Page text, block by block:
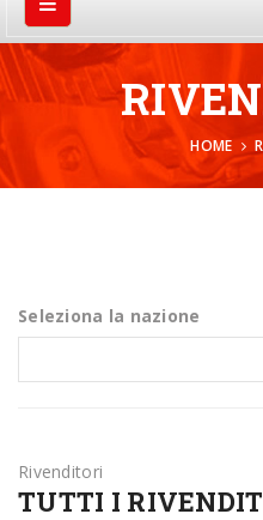
HOME
Seleziona la nazione
Rivenditori
TUTTI I